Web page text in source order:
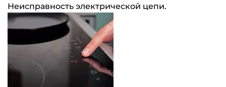
Неисправность электрической цепи.